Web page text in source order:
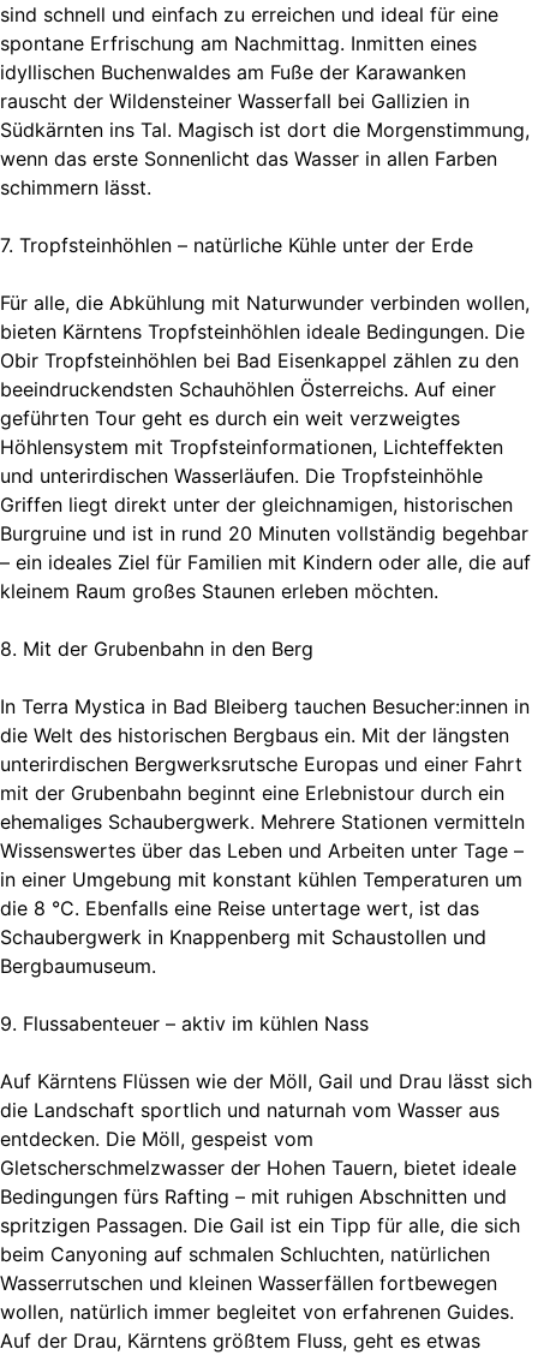
sind schnell und einfach zu erreichen und ideal für eine
spontane Erfrischung am Nachmittag. Inmitten eines
idyllischen Buchenwaldes am Fuße der Karawanken
rauscht der Wildensteiner Wasserfall bei Gallizien in
Südkärnten ins Tal. Magisch ist dort die Morgenstimmung,
wenn das erste Sonnenlicht das Wasser in allen Farben
schimmern lässt.
7. Tropfsteinhöhlen – natürliche Kühle unter der Erde
Für alle, die Abkühlung mit Naturwunder verbinden wollen,
bieten Kärntens Tropfsteinhöhlen ideale Bedingungen. Die
Obir Tropfsteinhöhlen bei Bad Eisenkappel zählen zu den
beeindruckendsten Schauhöhlen Österreichs. Auf einer
geführten Tour geht es durch ein weit verzweigtes
Höhlensystem mit Tropfsteinformationen, Lichteffekten
und unterirdischen Wasserläufen. Die Tropfsteinhöhle
Griffen liegt direkt unter der gleichnamigen, historischen
Burgruine und ist in rund 20 Minuten vollständig begehbar
– ein ideales Ziel für Familien mit Kindern oder alle, die auf
kleinem Raum großes Staunen erleben möchten.
8. Mit der Grubenbahn in den Berg
In Terra Mystica in Bad Bleiberg tauchen Besucher:innen in
die Welt des historischen Bergbaus ein. Mit der längsten
unterirdischen Bergwerksrutsche Europas und einer Fahrt
mit der Grubenbahn beginnt eine Erlebnistour durch ein
ehemaliges Schaubergwerk. Mehrere Stationen vermitteln
Wissenswertes über das Leben und Arbeiten unter Tage –
in einer Umgebung mit konstant kühlen Temperaturen um
die 8 °C. Ebenfalls eine Reise untertage wert, ist das
Schaubergwerk in Knappenberg mit Schaustollen und
Bergbaumuseum.
9. Flussabenteuer – aktiv im kühlen Nass
Auf Kärntens Flüssen wie der Möll, Gail und Drau lässt sich
die Landschaft sportlich und naturnah vom Wasser aus
entdecken. Die Möll, gespeist vom
Gletscherschmelzwasser der Hohen Tauern, bietet ideale
Bedingungen fürs Rafting – mit ruhigen Abschnitten und
spritzigen Passagen. Die Gail ist ein Tipp für alle, die sich
beim Canyoning auf schmalen Schluchten, natürlichen
Wasserrutschen und kleinen Wasserfällen fortbewegen
wollen, natürlich immer begleitet von erfahrenen Guides.
Auf der Drau, Kärntens größtem Fluss, geht es etwas